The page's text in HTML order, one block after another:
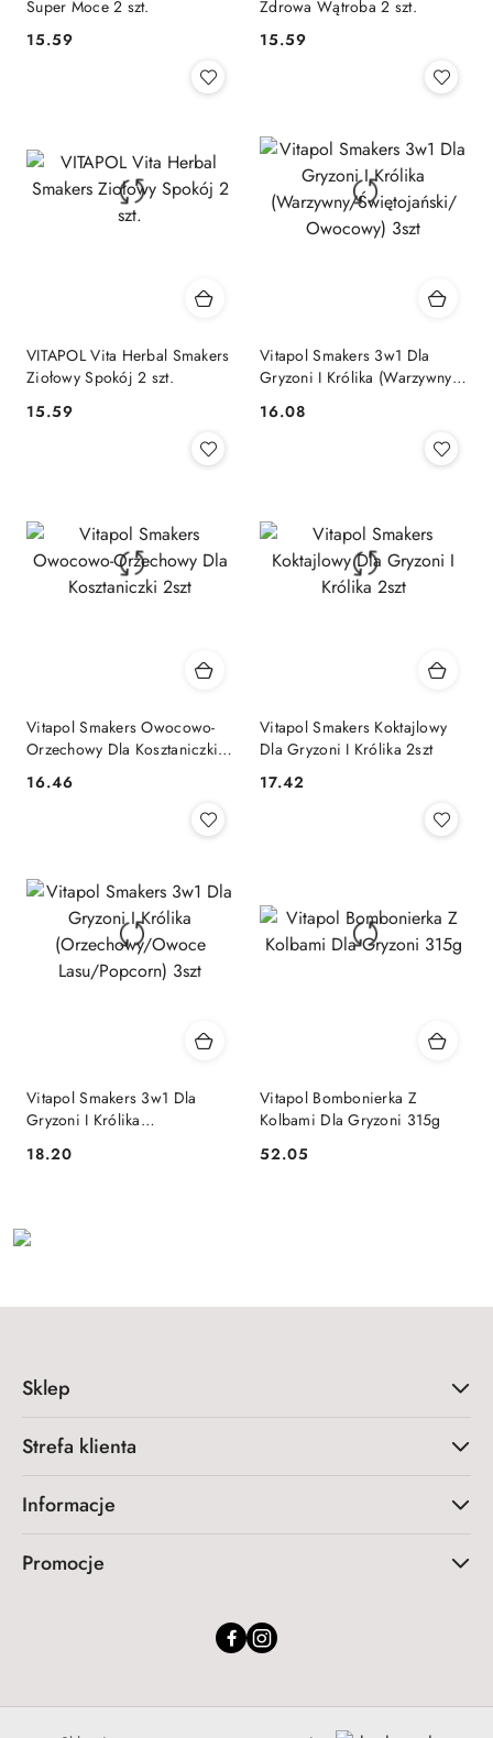
Super Moce 2 szt.
Cena:
15.59
Zdrowa Wątroba 2 szt.
Cena:
15.59
VITAPOL Vita Herbal Smakers
Ziołowy Spokój 2 szt.
Cena:
15.59
Vitapol Smakers 3w1 Dla
Gryzoni I Królika (Warzywny/
Cena:
16.08
Vitapol Smakers Owocowo-
Orzechowy Dla Kosztaniczki
Cena:
16.46
Vitapol Smakers Koktajlowy
Dla Gryzoni I Królika 2szt
Cena:
17.42
Vitapol Smakers 3w1 Dla
Gryzoni I Królika
Lasu/Popcorn) 3szt
Cena:
18.20
Vitapol Bombonierka Z
Kolbami Dla Gryzoni 315g
Cena:
52.05
Sklep
Strefa klienta
Informacje
Promocje